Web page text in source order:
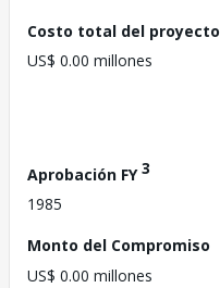
Costo total del proyecto
US$ 0.00 millones
Aprobación FY3
1985
Monto del Compromiso
US$ 0.00 millones